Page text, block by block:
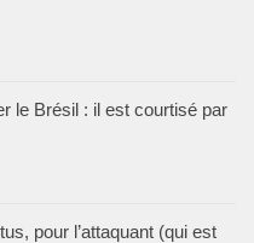
le Brésil : il est courtisé par
pour l’attaquant (qui est